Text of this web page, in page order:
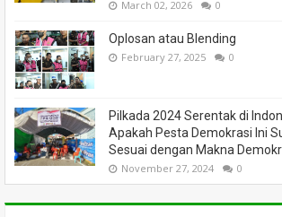
March 02, 2026 0
Oplosan atau Blending
February 27, 2025 0
Pilkada 2024 Serentak di
Apakah Pesta Demokrasi Ini
Sesuai dengan Makna
November 27, 2024 0